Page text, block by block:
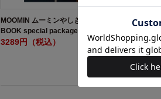
MOOMIN ムーミンやしき 加湿器
BOOK special package
3289円（税込）